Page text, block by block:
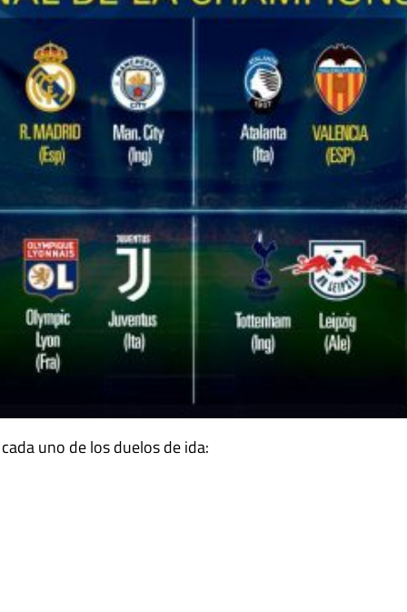
uno de los duelos de ida: